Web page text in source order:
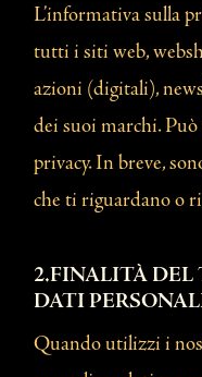
L’informativa sulla
tutti i siti web,
azioni (digitali),
dei suoi marchi.
privacy. In breve,
che ti riguardano o
2.FINALITÀ
DATI
Quando utilizzi i